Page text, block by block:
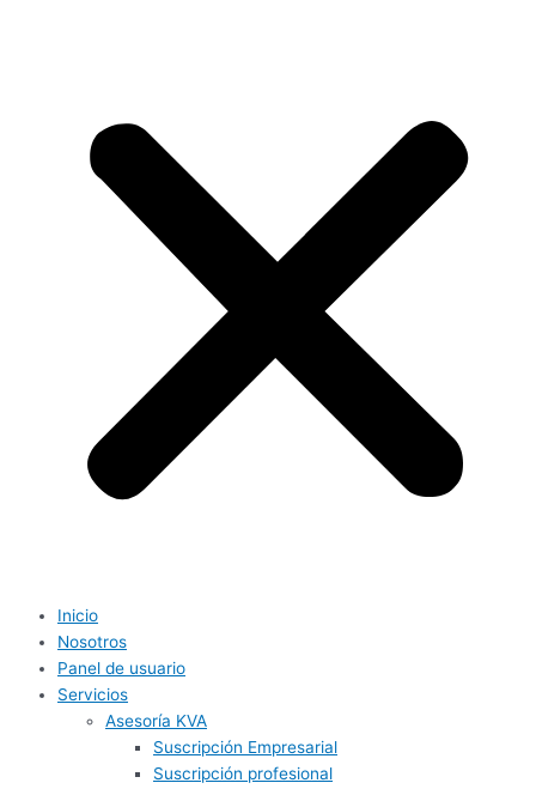
Inicio
Nosotros
Panel de usuario
Servicios
Asesoría KVA
Suscripción Empresarial
Suscripción profesional